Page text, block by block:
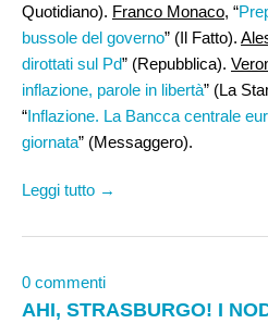
Quotidiano). Franco Monaco, “
bussole del governo” (Il Fatto).
dirottati sul Pd” (Repubblica).
inflazione, parole in libertà” (La
“Inflazione. La Bancca centrale
giornata” (Messaggero).
Leggi tutto →
0 commenti
AHI, STRASBURGO! I